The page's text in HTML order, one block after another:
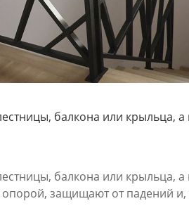
балкона или крыльца,
балкона или крыльца,
опорой, защищают от падений